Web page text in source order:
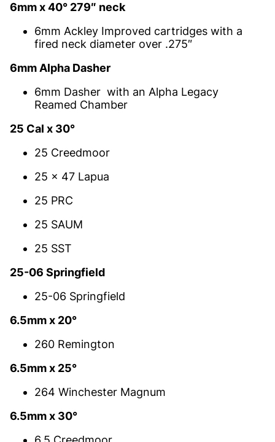
6mm x 40° 279″ neck
6mm Ackley Improved cartridges with a
fired neck diameter over .275″
6mm Alpha Dasher
6mm Dasher with an Alpha Legacy
Reamed Chamber
25 Cal x 30°
25 Creedmoor
25 x 47 Lapua
25 PRC
25 SAUM
25 SST
25-06 Springfield
25-06 Springfield
6.5mm x 20°
260 Remington
6.5mm x 25°
264 Winchester Magnum
6.5mm x 30°